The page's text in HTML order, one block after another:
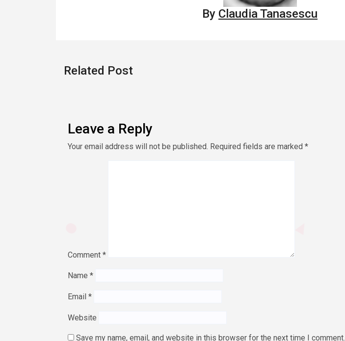
By Claudia Tanasescu
Related Post
Leave a Reply
Your email address will not be published. Required fields are marked *
Comment *
Name *
Email *
Website
Save my name, email, and website in this browser for the next time I comment.